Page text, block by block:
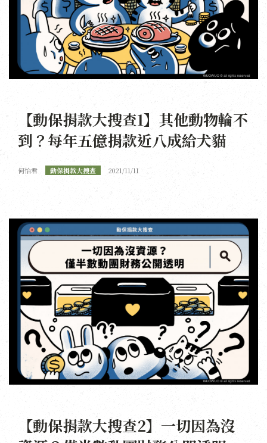
【動保捐款大搜查1】其他動物輪不
到？每年五億捐款近八成給犬貓
何怡君 動保捐款大搜查 2021/11/11
【動保捐款大搜查2】一切因為沒